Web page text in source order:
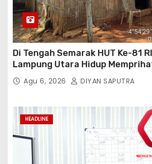
Di Tengah Semarak HUT Ke-81
Lampung Utara Hidup
Agu 6, 2026 DIYAN SAPUTRA
HEADLINE